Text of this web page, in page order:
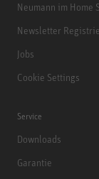
Neumann im Home
Newsletter
Jobs
Cookie Settings
Service
Downloads
Garantie